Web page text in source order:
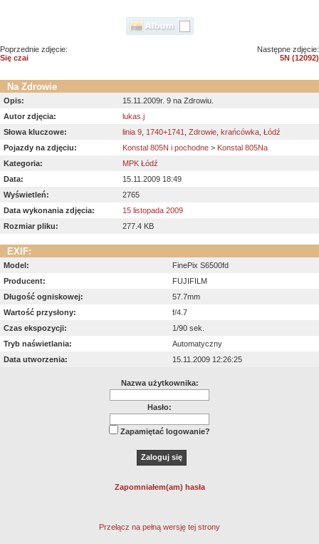
Poprzednie zdjęcie:
Się czai
Następne zdjęcie:
5N (12092)
Na Zdrowie
Opis:
15.11.2009r. 9 na Zdrowiu.
Autor zdjęcia:
lukas.j
Słowa kluczowe:
linia 9 1740+1741 Zdrowie krańcówka Łódź
Pojazdy na zdjęciu:
Konstal 805N i pochodne > Konstal 805Na
Kategoria:
MPK Łódź
Data:
15.11.2009 18:49
Wyświetleń:
2765
Data wykonania zdjęcia:
15 listopada 2009
Rozmiar pliku:
277.4 KB
EXIF:
Model:
FinePix S6500fd
Producent:
FUJIFILM
Długość ogniskowej:
57.7mm
Wartość przysłony:
f/4.7
Czas ekspozycji:
1/90 sek.
Tryb naświetlania:
Automatyczny
Data utworzenia:
15.11.2009 12:26:25
Nazwa użytkownika:
Hasło:
Zapamiętać logowanie?
Zapomniałem(am) hasła
Przełącz na pełną wersję tej strony